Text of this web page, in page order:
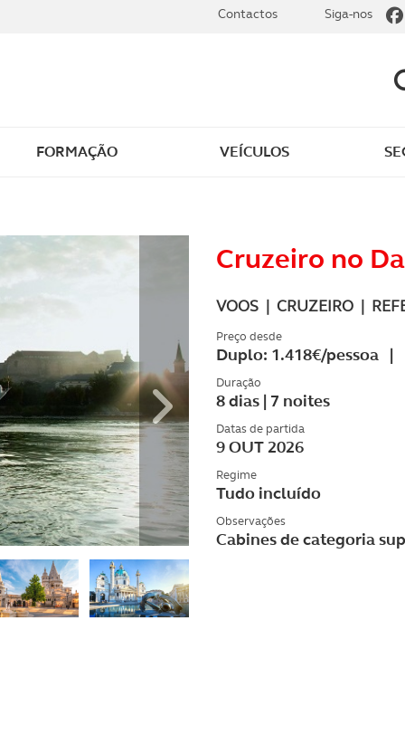
FORMAÇÃO VEÍCULOS
Contactos Siga-nos
Cruzeiro no
VOOS | CRUZEIRO |
Preço desde
Duplo: 1.418€/pessoa
Duração
8 dias | 7 noites
Datas de partida
9 OUT 2026
Regime
Tudo incluído
Observações
Cabines de categoria